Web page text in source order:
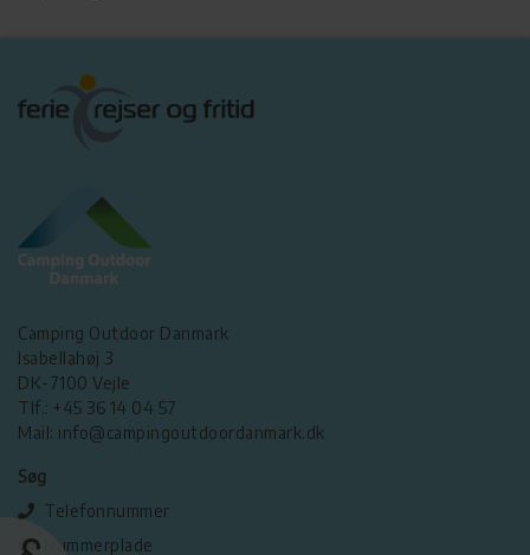
Camping Outdoor Danmark
Isabellahøj 3
DK-7100 Vejle
Tlf.: +45 36 14 04 57
Mail: info@campingoutdoordanmark.dk
Søg
Telefonnummer
Nummerplade